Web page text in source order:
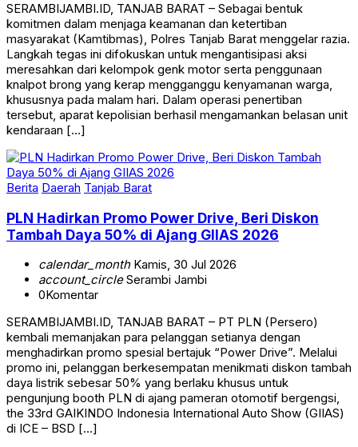
SERAMBIJAMBI.ID, TANJAB BARAT – Sebagai bentuk
komitmen dalam menjaga keamanan dan ketertiban
masyarakat (Kamtibmas), Polres Tanjab Barat menggelar razia.
Langkah tegas ini difokuskan untuk mengantisipasi aksi
meresahkan dari kelompok genk motor serta penggunaan
knalpot brong yang kerap mengganggu kenyamanan warga,
khususnya pada malam hari. Dalam operasi penertiban
tersebut, aparat kepolisian berhasil mengamankan belasan unit
kendaraan […]
Berita Daerah Tanjab Barat
PLN Hadirkan Promo Power Drive, Beri Diskon
Tambah Daya 50% di Ajang GIIAS 2026
calendar_monthKamis, 30 Jul 2026
account_circleSerambi Jambi
0Komentar
SERAMBIJAMBI.ID, TANJAB BARAT – PT PLN (Persero)
kembali memanjakan para pelanggan setianya dengan
menghadirkan promo spesial bertajuk “Power Drive”. Melalui
promo ini, pelanggan berkesempatan menikmati diskon tambah
daya listrik sebesar 50% yang berlaku khusus untuk
pengunjung booth PLN di ajang pameran otomotif bergengsi,
the 33rd GAIKINDO Indonesia International Auto Show (GIIAS)
di ICE – BSD […]